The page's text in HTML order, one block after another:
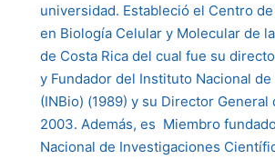
universidad. Estableció el Centro
en Biología Celular y Molecular de
de Costa Rica del cual fue su
y Fundador del Instituto Nacional
(INBio) (1989) y su Director General
2003. Además, es Miembro
Nacional de Investigaciones